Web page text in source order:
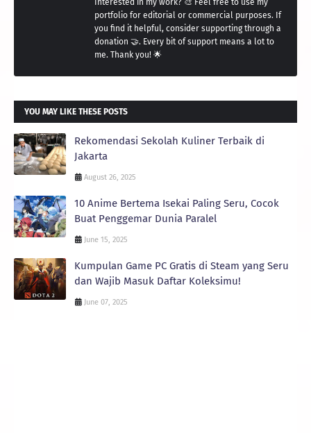
Interested in my work? 🎨 Feel free to use my
portfolio for editorial or commercial purposes. If
you find it helpful, consider supporting through a
donation 🤝. Every bit of support means a lot to
me. Thank you! 🌟
YOU MAY LIKE THESE POSTS
Rekomendasi Sekolah Kuliner Terbaik di
Jakarta
August 26, 2025
10 Anime Bertema Isekai Paling Seru, Cocok
Buat Penggemar Dunia Paralel
June 15, 2025
Kumpulan Game PC Gratis di Steam yang Seru
dan Wajib Masuk Daftar Koleksimu!
June 07, 2025